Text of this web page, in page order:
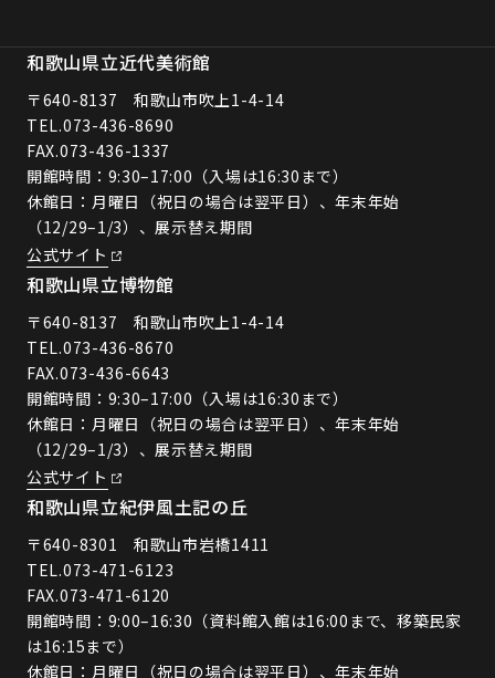
和歌山県立近代美術館
〒640-8137 和歌山市吹上1-4-14
TEL.073-436-8690
FAX.073-436-1337
開館時間：9:30–17:00（入場は16:30まで）
休館日：月曜日（祝日の場合は翌平日）、年末年始
（12/29–1/3）、展示替え期間
公式サイト
和歌山県立博物館
〒640-8137 和歌山市吹上1-4-14
TEL.073-436-8670
FAX.073-436-6643
開館時間：9:30–17:00（入場は16:30まで）
休館日：月曜日（祝日の場合は翌平日）、年末年始
（12/29–1/3）、展示替え期間
公式サイト
和歌山県立紀伊風土記の丘
〒640-8301 和歌山市岩橋1411
TEL.073-471-6123
FAX.073-471-6120
開館時間：9:00–16:30（資料館入館は16:00まで、移築民家
は16:15まで）
休館日：月曜日（祝日の場合は翌平日）、年末年始